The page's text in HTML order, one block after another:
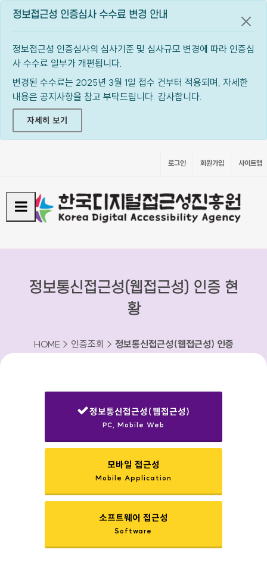
정보접근성 인증심사 수수료 변경 안내
정보접근성 인증심사의 심사기준 및 심사규모 변경에 따라 인증심
사 수수료 일부가 개편됩니다.
변경된 수수료는 2025년 3월 1일 접수 건부터 적용되며, 자세한
내용은 공지사항을 참고 부탁드립니다. 감사합니다.
자세히 보기
공지
로그인 회원가입 사이트맵
정보통신접근성(웹접근성) 인증 현
황
HOME > 인증조회 > 정보통신접근성(웹접근성) 인증
정보통신접근성(웹접근성)
PC, Mobile Web
모바일 접근성
Mobile Application
소프트웨어 접근성
Software